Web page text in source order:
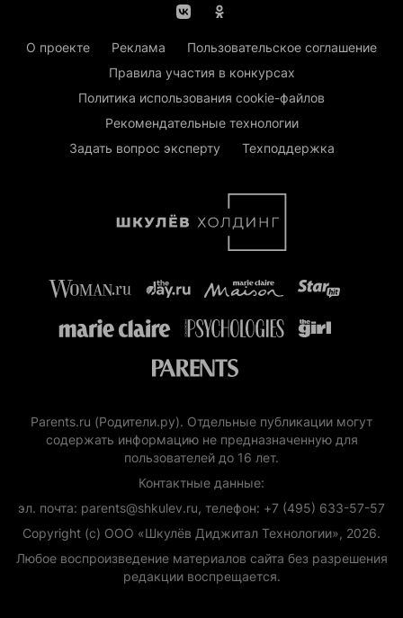
О проекте Реклама
Пользовательское соглашение
Правила участия в конкурсах
Политика использования cookie-файлов
Рекомендательные технологии
Задать вопрос эксперту
Техподдержка
Parents.ru (Родители.ру). Отдельные публикации могут
содержать информацию не предназначенную для
пользователей до 16 лет.
Контактные данные:
эл. почта: parents@shkulev.ru, телефон: +7 (495) 633-57-57
Copyright (с) ООО «Шкулёв Диджитал Технологии», 2026.
Любое воспроизведение материалов сайта без разрешения
редакции воспрещается.